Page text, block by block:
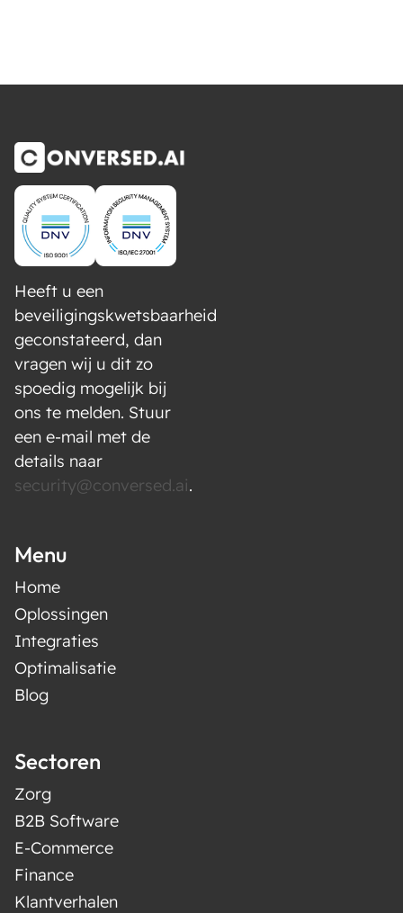
Heeft u een
beveiligingskwetsbaarheid
geconstateerd, dan
vragen wij u dit zo
spoedig mogelijk bij
ons te melden. Stuur
een e-mail met de
details naar
security@conversed.ai.
Menu
Home
Oplossingen
Integraties
Optimalisatie
Blog
Sectoren
Zorg
B2B Software
E-Commerce
Finance
Klantverhalen